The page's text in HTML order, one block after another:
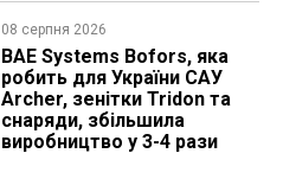
08 серпня 2026
BAE Systems Bofors, яка
робить для України САУ
Archer, зенітки Tridon та
снаряди, збільшила
виробництво у 3-4 рази